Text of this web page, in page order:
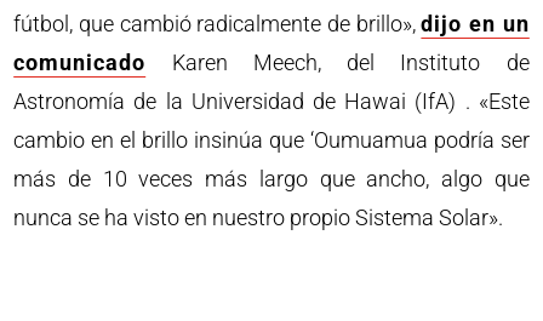
fútbol, ​​que cambió radicalmente de brillo»,dijo en un
comunicado Karen Meech, del Instituto de
Astronomía de la Universidad de Hawai (IfA) . «Este
cambio en el brillo insinúa que ‘Oumuamua podría ser
más de 10 veces más largo que ancho, algo que
nunca se ha visto en nuestro propio Sistema Solar».